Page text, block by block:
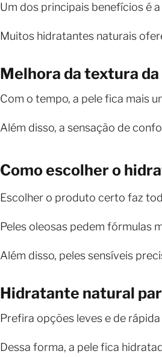
Um dos principais benefícios é a
Muitos hidratantes naturais
Melhora da textura da
Com o tempo, a pele fica mais
Além disso, a sensação de
Como escolher o
Escolher o produto certo faz
Peles oleosas pedem fórmulas
Além disso, peles sensíveis
Hidratante natural
Prefira opções leves e de
Dessa forma, a pele fica